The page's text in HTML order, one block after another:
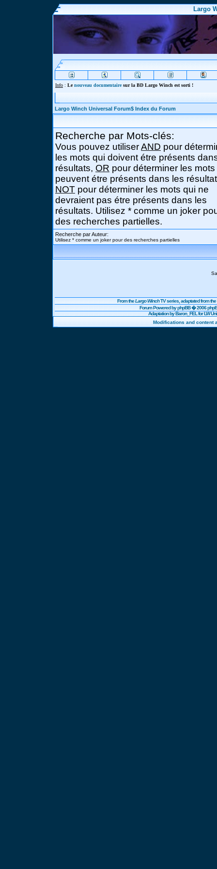
Largo
Info : Lenouveau documentairesur la BD Largo Winch est sorti !
Largo Winch Universal Forum$ Index du Forum
Recherche par Mots-clés:
Vous pouvez utiliserAND pour
les mots qui doivent étre présents
résultats, OR pour déterminer les
peuvent étre présents dans les
NOT pour déterminer les mots qui ne
devraient pas étre présents dans les
résultats. Utilisez * comme un joker
des recherches partielles.
Recherche par Auteur:
Utilisez * comme un joker pour des recherches partielles
From theLargo WinchTV series, adaptated from
Forum Powered byphpBB� 2006
Adaptation by Baron_FEL for LW
Modifications and content